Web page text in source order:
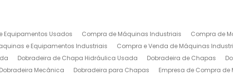
Equipamentos Usados Compra de Máquinas Industriais
Compra de
e Equipamentos Industriais Compra e Venda de Máquinas
Dobradeira de Chapa Hidráulica Usada Dobradeira de Chapas
Dobradeira Mecânica Dobradeira para Chapas Empresa de Compra